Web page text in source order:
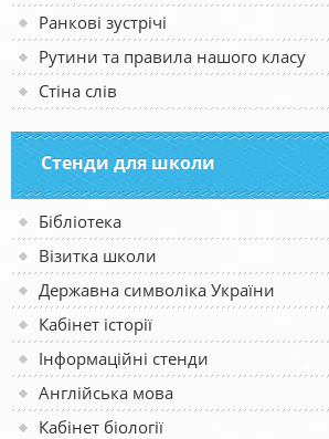
Ранкові зустрічі
Рутини та правила нашого класу
Стіна слів
Стенди для школи
Бібліотека
Візитка школи
Державна символіка України
Кабінет історії
Інформаційні стенди
Англійська мова
Кабінет біології